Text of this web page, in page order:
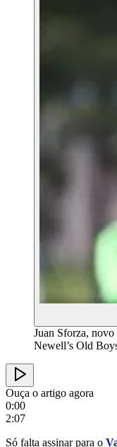
Juan Sforza,
Newell’s Old
Ouça o artigo agora
0:00
2:07
Só falta assinar para o